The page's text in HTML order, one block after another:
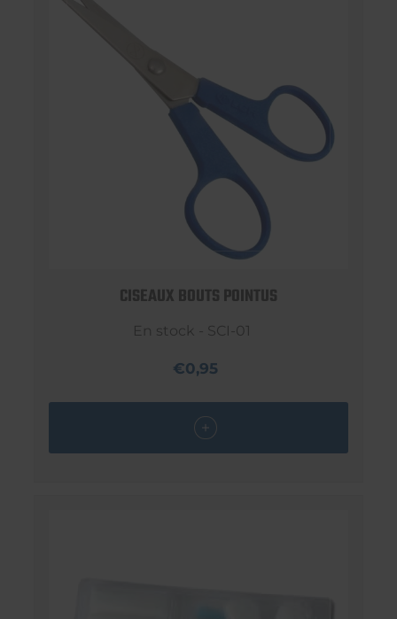
CISEAUX BOUTS POINTUS
En stock - SCI-01
€0,95